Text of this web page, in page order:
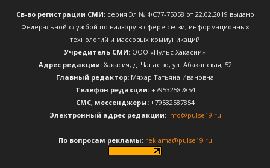
Св-во регистрации СМИ:серия Эл № ФС77-75058 от 22.02.2019 выдано
Федеральной службой по надзору в сфере связи, информационных
технологий и массовых коммуникаций
Учредитель СМИ: ООО «Пульс Хакасии»
Адрес редакции:Хакасия, д. Чапаево, ул. Абаканская, 52
Главный редактор: Мяхар Татьяна Ивановна
Телефон редакции:+79532587854
CМС, мессенджеры:+79532587854
Электронный адрес редакции: info@pulse19.ru
По вопросам рекламы: reklama@pulse19.ru